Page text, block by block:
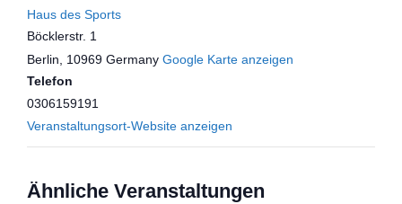
Haus des Sports
Böcklerstr. 1
Berlin, 10969 Germany Google Karte anzeigen
Telefon
0306159191
Veranstaltungsort-Website anzeigen
Ähnliche Veranstaltungen